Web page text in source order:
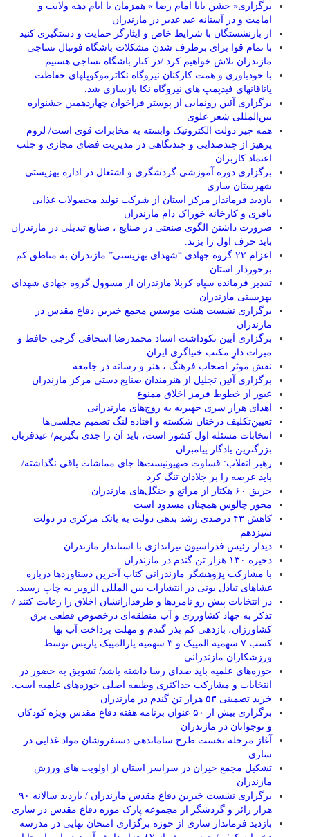
برگزاری« جشن بابا امام رضا » همزمان با ایام دهه ولایت و
امامت و در آستانه عید غدیر در مازندران
از بازنشستگان با شرایط خاص و ایثارگر حمایت و دستگیری کنید
با تمام قوا برای برطرف شدن مشکلات باشگاه فوتبال نساجی
مازندران تلاش خواهیم کرد /در کنار باشگاه نساجی هستیم.
با خودباوری و همت کارکنان نیروگاه نکاترموکوپلهای حفاظت
یاتاقانهای فیدپمپ های نیروگاه نکا بازسازی شد.
برگزاری آئین رونمایی از پوستر فراخوان چهاردهمین جشنواره
بین‌المللی شعر علوی
همه چیز دولت الکترونیک وابسته به مخابرات قوی است/ لزوم
پرهیز از چندصدایی و چندنگاهی در مدیریت فضای مجازی و جلب
اعتماد کاربران
برگزاری دوره آموزشی گردشگری و اشتغال در اداره بهزیستی
شهرستان ساری
بازدید فرماندار مرکز استان از شرکت تولید محصولات غذایی
باقری و کارخانه خوراک دام مازندران
ضرورت داشتن الگوی صنعتی در صنایع ، صنایع تبدیلی در مازندران
باید حرف اول را بزند.
اعزام ۲۲ گروه جهادی “شهدای بهزیستی” مازندران به مناطق کم
برخوردار استان
تقدیر فرمانده سپاه کربلا مازندران از مسوول گروه جهادی شهدای
بهزیستی مازندران
برگزاری نشست هیئت موسس مجمع خیرین دفاع مقدس در
مازندران
برگزاری آیین نکوداشت استاد محمدرضا اسحاقی گرجی حافظ و
میراث دارِ مکتب خنیاگری ایران
نقش موثر اصحاب فرهنگ ، هنر و رسانه در جامعه
برگزاری آئین تجلیل از هنرمندان صنایع دستی مرکز مازندران
عبور از خطوط قرمز اخلاق ممنوع
اهدای هزار سری جهیزیه به زوج‌های مازندرانی
تعیین‌تکلیف درختان شکسته و افتاده لنگ تصمیم مجلسی‌ها
انتخابات مسئله اول کشور است، باید آن را جدی بگیریم/ عیدقربان
بزرگترین یادگار پیامبران
رهبر انقلاب: قساوت صهیونیست‌ها جای مماشات باقی نگذاشته/
باید عرصه را بر جلادان تنگ کرد
حریق ۶۰ هکتار از مراتع و جنگل‌های مازندران
محور چالوس همچنان مسدود است
کاهش ۴۳ درصدی رشد بدهی دولت به بانک مرکزی در دولت
سیزدهم
دیدار رئیس فدراسیون تیراندازی با استاندار مازندران
ذخیره ۱۳۰ هزار تن گندم در مازندران
با مشارکت پژوهشگر مازندرانی كتاب آخرین دستاوردها درباره
غشاهای تبادل یونی در انتشارات بین المللی الزویر به چاپ رسید.
در انتخابات پیش رو نامزدها و طرفدارانشان اخلاق را رعایت کنند /
تذکر به جهاد کشاورزی و آب منطقه‌ای درخصوص قطعی برق
کشاورزان، بازدهی کم بذر گندم و مهلت پرداخت آب بها
کسب ۷ سهمیه المپیک و ۳ سهمیه پارالمپیک پاریس توسط
ورزشکاران مازندرانی
حوزه‌های علمیه باید صدای رسا داشته باشد/ تشویق به حضور در
انتخابات و مشارکت حداکثری وظیفه اصلی حوزه‌های علمیه است.
خرید تضمینی ۵۳ هزار تن گندم در مازندران
برگزاری بیش از ۵۰ عنوان برنامه هفته دفاع مقدس ویژه کودکان
و نوجوانان در مازندران
آغاز مرحله نخست طرح ساماندهی دستفروشان مواد غذایی در
ساری
تشکیل مجمع خیران در سراسر استان از اولویت های ورزش
مازندران
برگزاری نشست خیرین دفاع مقدس مازندران / بازدید سالانه ۹۰
هزار زائر و گردشگر از مجموعه پارک موزه دفاع مقدس در ساری
بازدید فرماندار ساری از حوزه برگزاری امتحان نهایی در مدرسه